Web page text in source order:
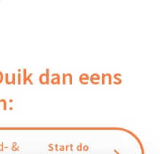
dan eens
&
Start do